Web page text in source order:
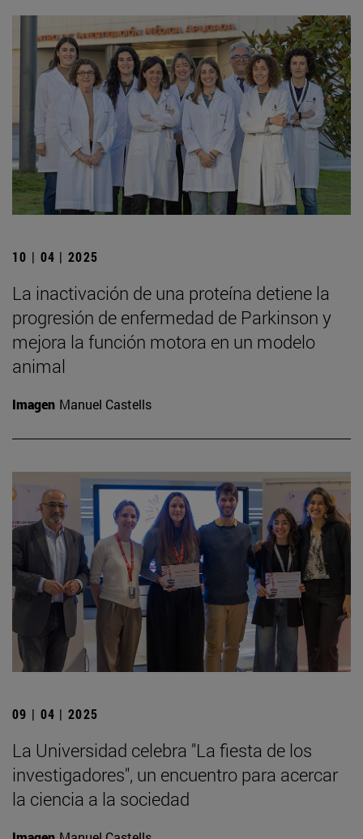
10 | 04 | 2025
La inactivación de una proteína detiene la
progresión de enfermedad de Parkinson y
mejora la función motora en un modelo
animal
Imagen Manuel Castells
09 | 04 | 2025
La Universidad celebra "La fiesta de los
investigadores", un encuentro para acercar
la ciencia a la sociedad